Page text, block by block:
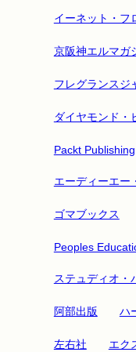
イーネット・フ
京阪神エルマガ
フレグランスジ
ダイヤモンド・
Packt Publishing
エーディーエー
ゴマブックス
Peoples
ステュディオ・
阿部出版 ハ
左右社 エク